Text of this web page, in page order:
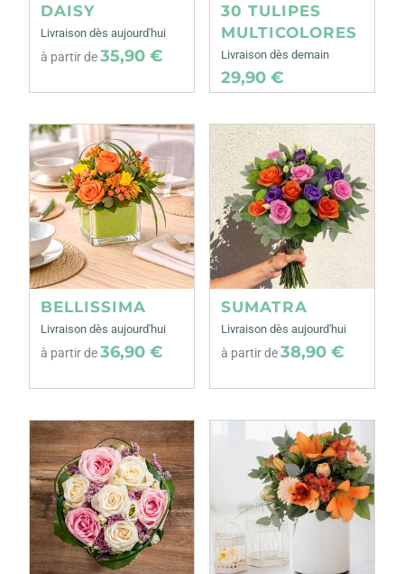
DAISY
Livraison dès aujourd'hui
à partir de35,90 €
30 TULIPES
MULTICOLORES
Livraison dès demain
29,90 €
BELLISSIMA
Livraison dès aujourd'hui
à partir de36,90 €
SUMATRA
Livraison dès aujourd'hui
à partir de38,90 €